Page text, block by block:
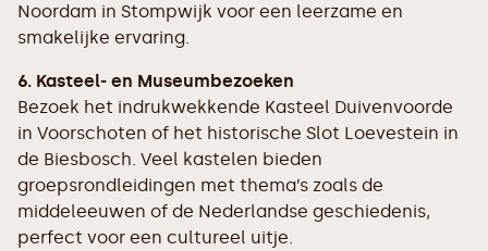
Noordam in Stompwijk voor een leerzame en
smakelijke ervaring.
6. Kasteel- en Museumbezoeken
Bezoek het indrukwekkende Kasteel Duivenvoorde
in Voorschoten of het historische Slot Loevestein in
de Biesbosch. Veel kastelen bieden
groepsrondleidingen met thema’s zoals de
middeleeuwen of de Nederlandse geschiedenis,
perfect voor een cultureel uitje.